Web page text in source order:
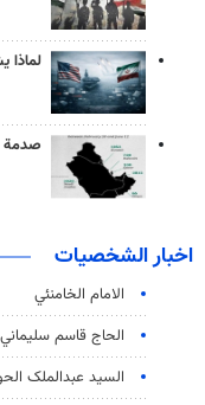
لماذا
صدمة
اخبار الشخصيات
الامام الخامنئي
الحاج قاسم سليماني
السید عبدالملک